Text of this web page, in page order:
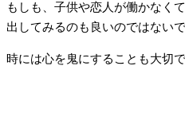
もしも、子供や恋人が働かなく
出してみるのも良いのではない
時には心を鬼にすることも大切で